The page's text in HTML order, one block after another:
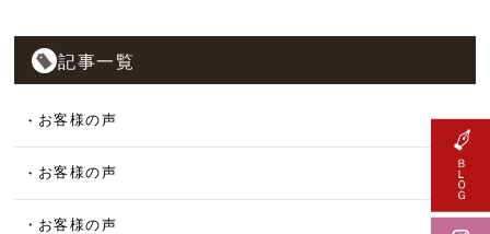
記事一覧
お客様の声
お客様の声
お客様の声